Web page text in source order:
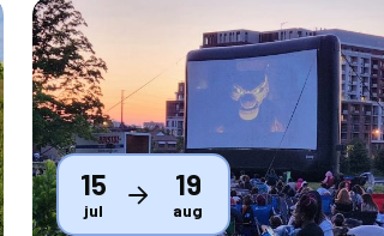
Thumbnail
15
jul
19
aug